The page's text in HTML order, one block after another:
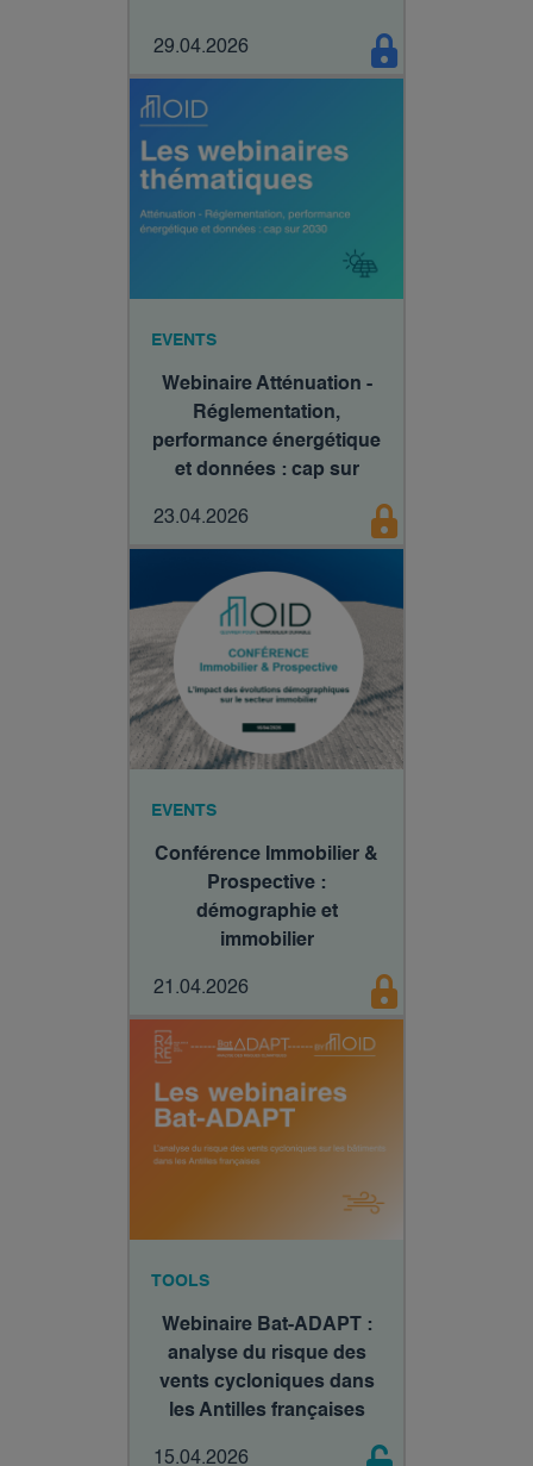
29.04.2026
EVENTS
Webinaire Atténuation -
Réglementation,
performance énergétique
et données : cap sur
23.04.2026
EVENTS
Conférence Immobilier &
Prospective :
démographie et
immobilier
21.04.2026
TOOLS
Webinaire Bat-ADAPT :
analyse du risque des
vents cycloniques dans
les Antilles françaises
15.04.2026